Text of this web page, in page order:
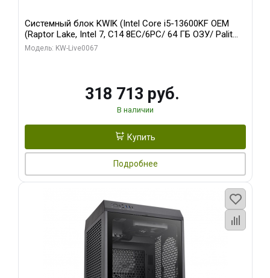
Системный блок KWIK (Intel Core i5-13600KF OEM
(Raptor Lake, Intel 7, C14 8EC/6PC/ 64 ГБ ОЗУ/ Palit
RTX5080 GAMINGPRO OC 16GB GDDR7 256bit 3xDP
Модель: KW-Live0067
318 713 руб.
В наличии
Купить
Подробнее